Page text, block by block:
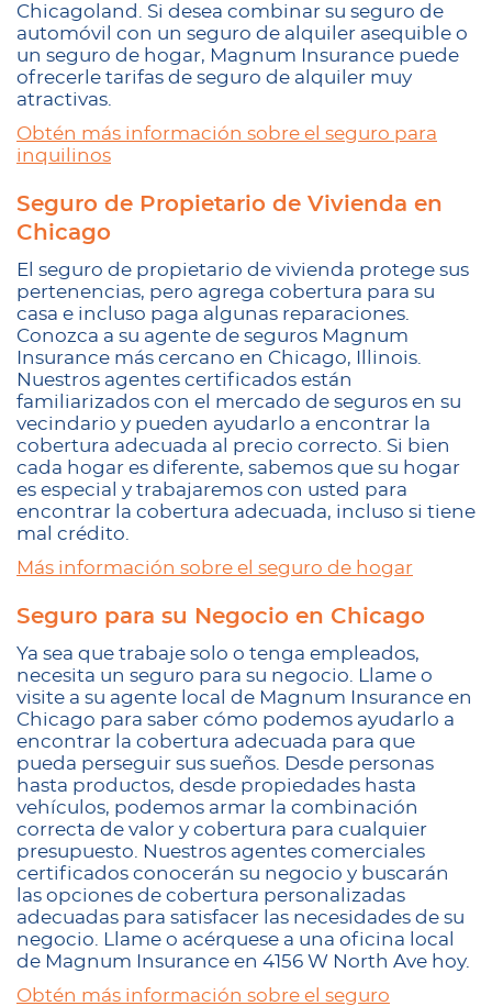
Chicagoland. Si desea combinar su seguro de
automóvil con un seguro de alquiler asequible o
un seguro de hogar, Magnum Insurance puede
ofrecerle tarifas de seguro de alquiler muy
atractivas.
Obtén más información sobre el seguro para
inquilinos
Seguro de Propietario de Vivienda en
Chicago
El seguro de propietario de vivienda protege sus
pertenencias, pero agrega cobertura para su
casa e incluso paga algunas reparaciones.
Conozca a su agente de seguros Magnum
Insurance más cercano en Chicago, Illinois.
Nuestros agentes certificados están
familiarizados con el mercado de seguros en su
vecindario y pueden ayudarlo a encontrar la
cobertura adecuada al precio correcto. Si bien
cada hogar es diferente, sabemos que su hogar
es especial y trabajaremos con usted para
encontrar la cobertura adecuada, incluso si tiene
mal crédito.
Más información sobre el seguro de hogar
Seguro para su Negocio en Chicago
Ya sea que trabaje solo o tenga empleados,
necesita un seguro para su negocio. Llame o
visite a su agente local de Magnum Insurance en
Chicago para saber cómo podemos ayudarlo a
encontrar la cobertura adecuada para que
pueda perseguir sus sueños. Desde personas
hasta productos, desde propiedades hasta
vehículos, podemos armar la combinación
correcta de valor y cobertura para cualquier
presupuesto. Nuestros agentes comerciales
certificados conocerán su negocio y buscarán
las opciones de cobertura personalizadas
adecuadas para satisfacer las necesidades de su
negocio. Llame o acérquese a una oficina local
de Magnum Insurance en 4156 W North Ave hoy.
Obtén más información sobre el seguro